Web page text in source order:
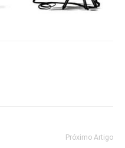
Próximo Artigo